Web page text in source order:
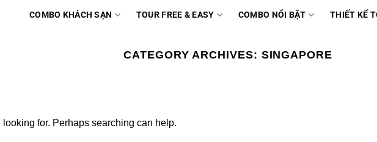
COMBO KHÁCH SẠN TOUR FREE & EASY COMBO NỔI BẬT THIẾT KẾ
CATEGORY ARCHIVES: SINGAPORE
looking for. Perhaps searching can help.